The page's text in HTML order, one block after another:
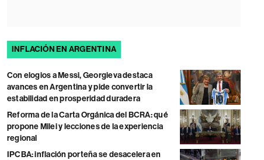
INFLACIÓN EN ARGENTINA
Con elogios a Messi, Georgieva destaca
avances en Argentina y pide convertir la
estabilidad en prosperidad duradera
Reforma de la Carta Orgánica del BCRA: qué
propone Milei y lecciones de la experiencia
regional
IPCBA: inflación porteña se desacelera en